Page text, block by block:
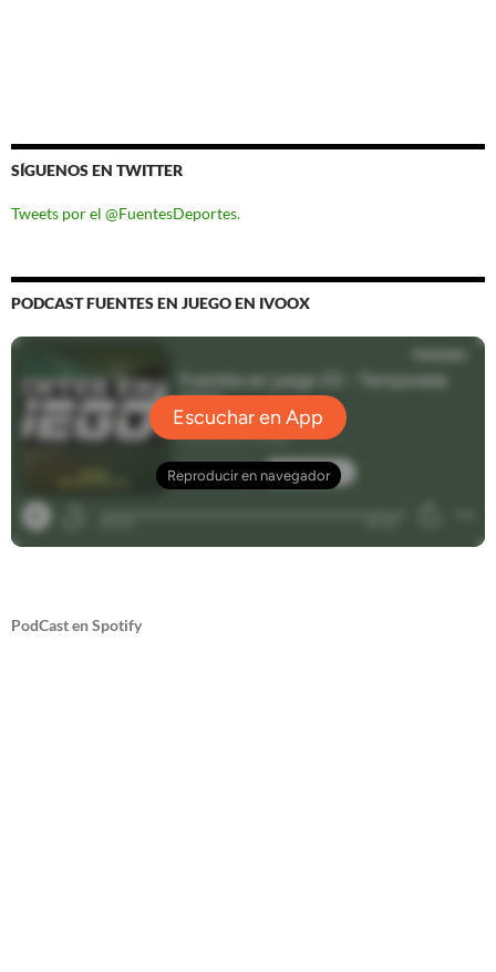
SÍGUENOS EN TWITTER
Tweets por el @FuentesDeportes.
PODCAST FUENTES EN JUEGO EN IVOOX
PodCast en Spotify